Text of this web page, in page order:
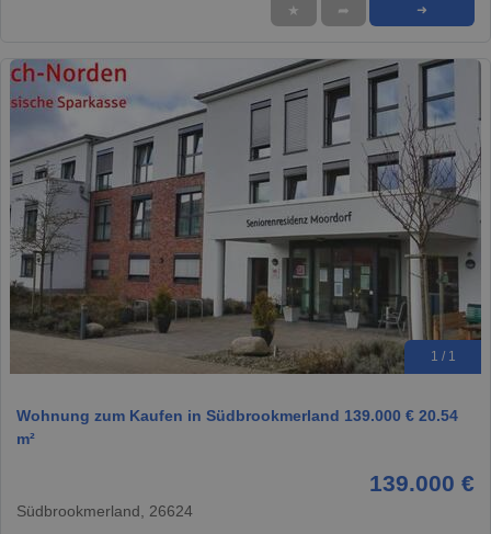
★ ➦ ➜
1 / 1
Wohnung zum Kaufen in Südbrookmerland 139.000 € 20.54
m²
139.000 €
Südbrookmerland, 26624